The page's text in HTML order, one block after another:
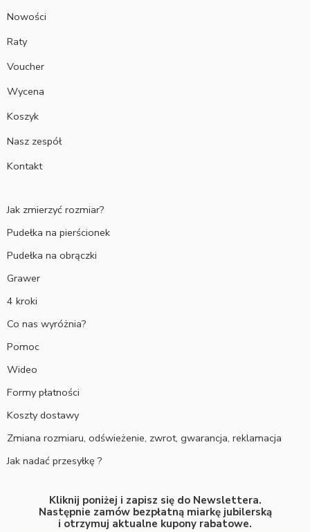
Nowości
Raty
Voucher
Wycena
Koszyk
Nasz zespół
Kontakt
Jak zmierzyć rozmiar?
Pudełka na pierścionek
Pudełka na obrączki
Grawer
4 kroki
Co nas wyróżnia?
Pomoc
Wideo
Formy płatności
Koszty dostawy
Zmiana rozmiaru, odświeżenie, zwrot, gwarancja, reklamacja
Jak nadać przesyłkę ?
Kliknij poniżej i zapisz się do Newslettera.
Następnie zamów bezpłatną miarkę jubilerską
i otrzymuj aktualne kupony rabatowe.